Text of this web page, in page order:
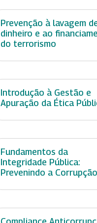
Prevenção à lavagem
dinheiro e ao
do terrorismo
Introdução à Gestão e
Apuração da Ética
Fundamentos da
Integridade Pública:
Prevenindo a Corrupção